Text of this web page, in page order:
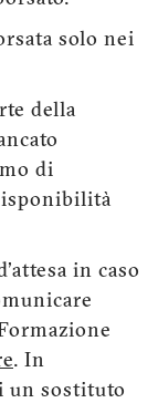
solo nei
della
di
in caso
. In
un sostituto